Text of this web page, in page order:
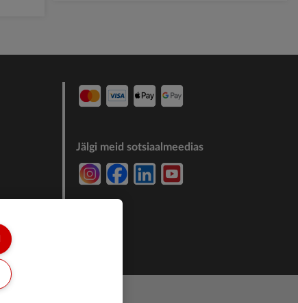
Jälgi meid sotsiaalmeedias